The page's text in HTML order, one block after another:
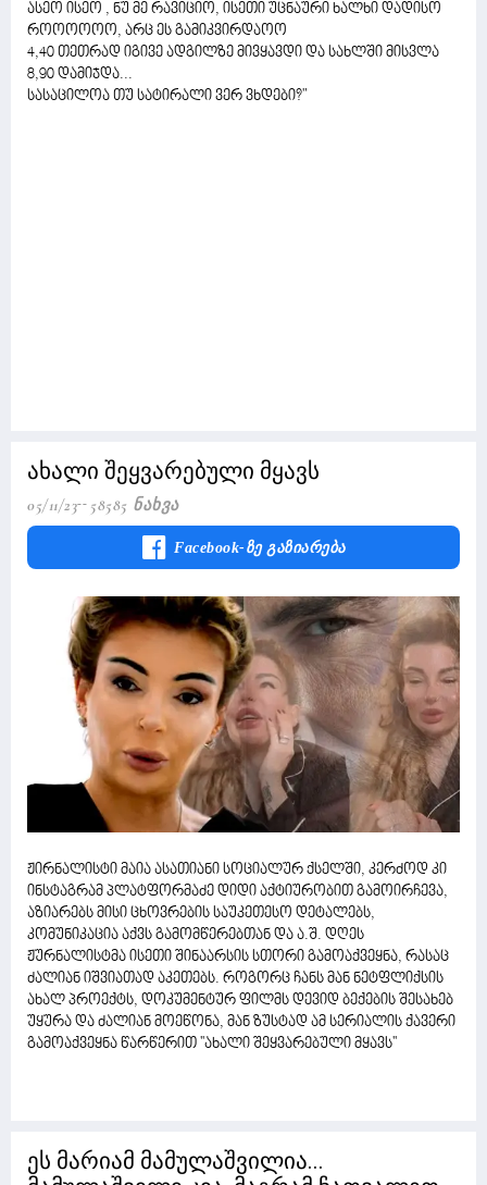
ასეო ისეო , ნუ მე რავიციო, ისეთი უცნაური ხალხი დადისო
როოოოოო, არც ეს გამიკვირდაოო
4,40 თეთრად იგივე ადგილზე მივყავდი და სახლში მისვლა
8,90 დამიჯდა...
სასაცილოა თუ სატირალი ვერ ვხდები?"
ახალი შეყვარებული მყავს
05/11/23 58585 Ნახვა
Facebook-Ზე Გაზიარება
ჟირნალისტი მაია ასათიანი სოციალურ ქსელში, კერძოდ კი
ინსტაგრამ პლატფორმაძე დიდი აქტიურობით გამოირჩევა,
აზიარებს მისი ცხოვრების საუკეთესო დეტალებს,
კომუნიკაცია აქვს გამომწერებთან და ა.შ. დღეს
ჟურნალისტმა ისეთი შინაარსის სთორი გამოაქვეყნა, რასაც
ძალიან იშვიათად აკეთებს. როგორც ჩანს მან ნეტფლიქსის
ახალ პროექტს, დოკუმენტურ ფილმს დევიდ ბექების შესახებ
უყურა და ძალიან მოეწონა, მან ზუსტად ამ სერიალის ქავერი
გამოაქვეყნა წარწერით ''ახალი შეყვარებული მყავს''
ეს მარიამ მამულაშვილია...